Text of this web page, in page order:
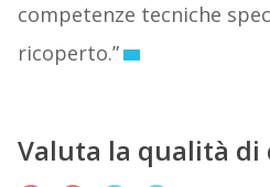
competenze tecniche
ricoperto.”
Valuta la qualità di